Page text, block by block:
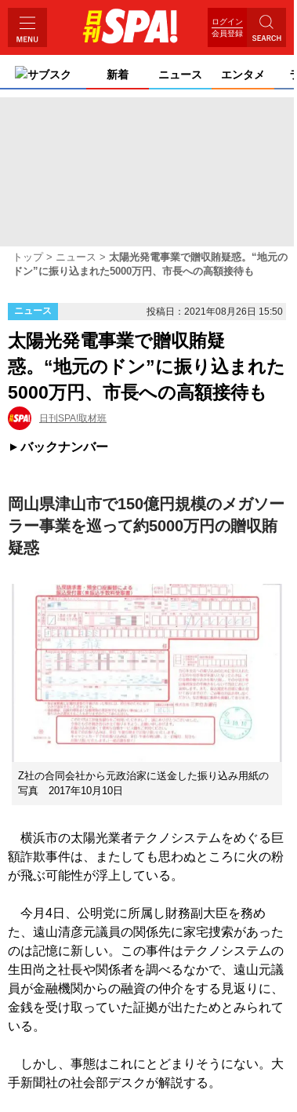
ログイン
会員登録
サブスク 新着 ニュース エンタメ
トップ ニュース
太陽光発電事業で贈収賄疑惑。“地元の
ドン”に振り込まれた5000万円、市長への高額接待も
ニュース 投稿日：2021年08月26日 15:50
太陽光発電事業で贈収賄疑
惑。“地元のドン”に振り込まれた
5000万円、市長への高額接待も
日刊SPA!取材班
バックナンバー
岡山県津山市で150億円規模のメガソー
ラー事業を巡って約5000万円の贈収賄
疑惑
Z社の合同会社から元政治家に送金した振り込み用紙の
写真 2017年10月10日
横浜市の太陽光業者テクノシステムをめぐる巨
額詐欺事件は、またしても思わぬところに火の粉
が飛ぶ可能性が浮上している。
今月4日、公明党に所属し財務副大臣を務め
た、遠山清彦元議員の関係先に家宅捜索があった
のは記憶に新しい。この事件はテクノシステムの
生田尚之社長や関係者を調べるなかで、遠山元議
員が金融機関からの融資の仲介をする見返りに、
金銭を受け取っていた証拠が出たためとみられて
いる。
しかし、事態はこれにとどまりそうにない。大
手新聞社の社会部デスクが解説する。